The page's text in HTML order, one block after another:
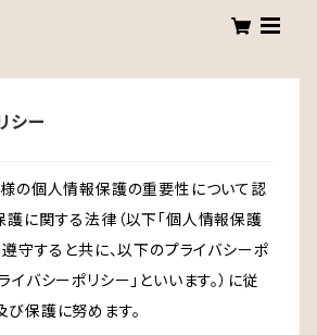
シー
様の個人情報保護の重要性について認
護に関する法律（以下「個人情報保護
遵守すると共に、以下のプライバシーポ
イバシーポリシー」といいます。）に従
び保護に努めます。